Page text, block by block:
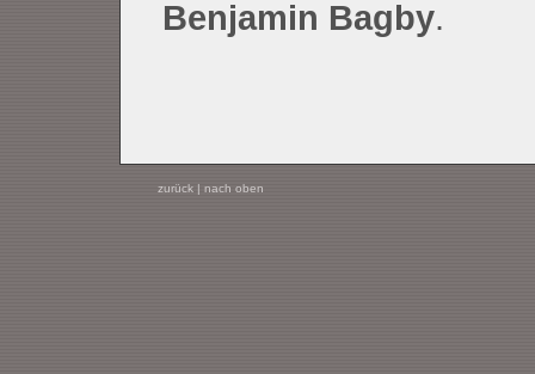
Benjamin Bagby.
zurück| nach oben